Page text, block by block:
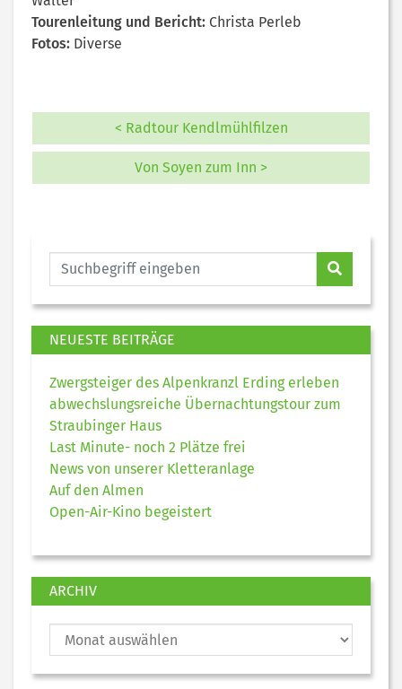
Tourenleitung und Bericht: Christa Perleb
Fotos: Diverse
< Radtour Kendlmühlfilzen
Von Soyen zum Inn >
NEUESTE BEITRÄGE
Zwergsteiger des Alpenkranzl Erding erleben
abwechslungsreiche Übernachtungstour zum
Straubinger Haus
Last Minute- noch 2 Plätze frei
News von unserer Kletteranlage
Auf den Almen
Open-Air-Kino begeistert
ARCHIV